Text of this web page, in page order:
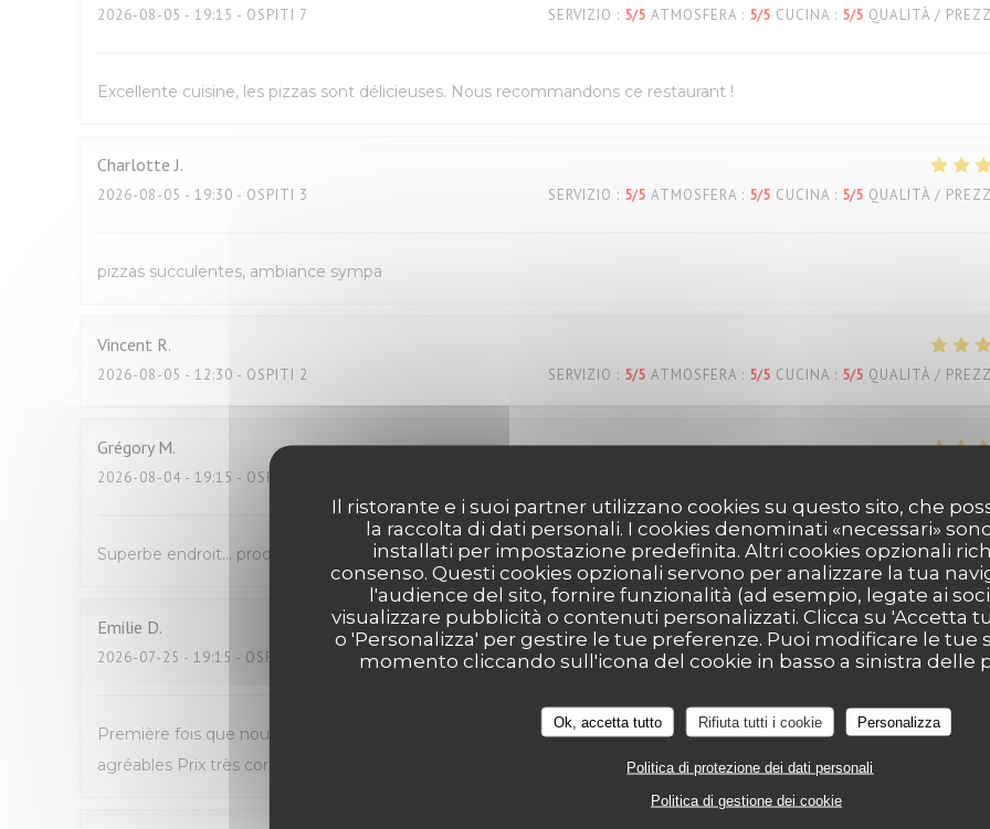
Il ristorante e i suoi partner utilizzano cookies su questo sito, che
la raccolta di dati personali. I cookies denominati «necessari»
installati per impostazione predefinita. Altri cookies opzionali
consenso. Questi cookies opzionali servono per analizzare la tua
l'audience del sito, fornire funzionalità (ad esempio, legate ai
visualizzare pubblicità o contenuti personalizzati. Clicca su 'Accetta
o 'Personalizza' per gestire le tue preferenze. Puoi modificare le tue
momento cliccando sull'icona del cookie in basso a sinistra delle
Ok, accetta tutto Rifiuta tutti i cookie Personalizza
Politica di protezione dei dati personali
Politica di gestione dei cookie
2026-08-05 - 19:15 - OSPITI 7 SERVIZIO : 5/5 ATMOSFERA : 5/5 CUCINA : 5/5 QUALITÀ /
Excellente cuisine, les pizzas sont délicieuses. Nous recommandons ce restaurant !
Charlotte J
2026-08-05 - 19:30 - OSPITI 3 SERVIZIO : 5/5 ATMOSFERA : 5/5 CUCINA : 5/5 QUALITÀ /
pizzas succulentes, ambiance sympa
Vincent R
2026-08-05 - 12:30 - OSPITI 2 SERVIZIO : 5/5 ATMOSFERA : 5/5 CUCINA : 5/5 QUALITÀ /
Grégory M
2026-08-04 - 19:15 - OSPITI 4
Superbe endroit… produit d’excellente qualité , copieux… service agréable… tout est parfait!
Emilie D
2026-07-25 - 19:15 - OSPITI 2 SERVIZIO: 5/5 ATMOSFERA: 5 /5 CUCINA: 5 /5 QUALITÀ /
Première fois que nous venons manger Avec mon fils Belle découverte très bonne pizza dessert y compris
agréables Prix très correct pour du fait maison Nous reviendrons Mme Dion